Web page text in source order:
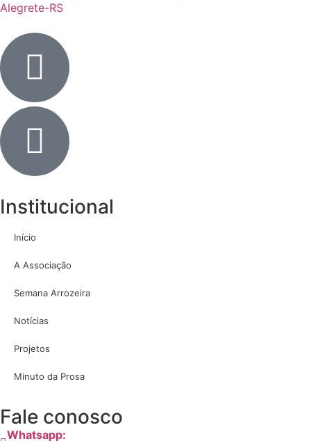
Alegrete-RS
Institucional
Início
A Associação
Semana Arrozeira
Notícias
Projetos
Minuto da Prosa
Fale conosco
Whatsapp: